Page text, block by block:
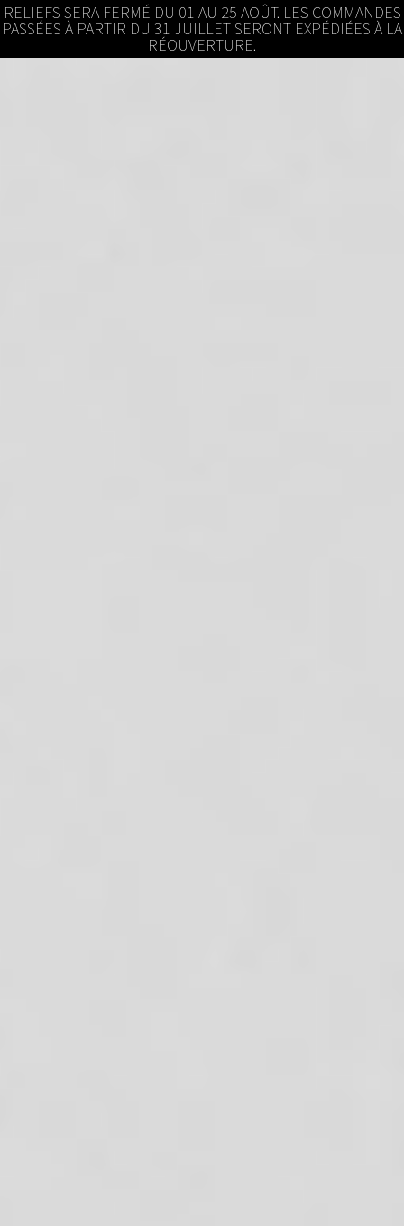
RELIEFS SERA FERMÉ DU 01 AU 25 AOÛT. LES COMMANDES
PASSÉES À PARTIR DU 31 JUILLET SERONT EXPÉDIÉES À LA
RÉOUVERTURE.